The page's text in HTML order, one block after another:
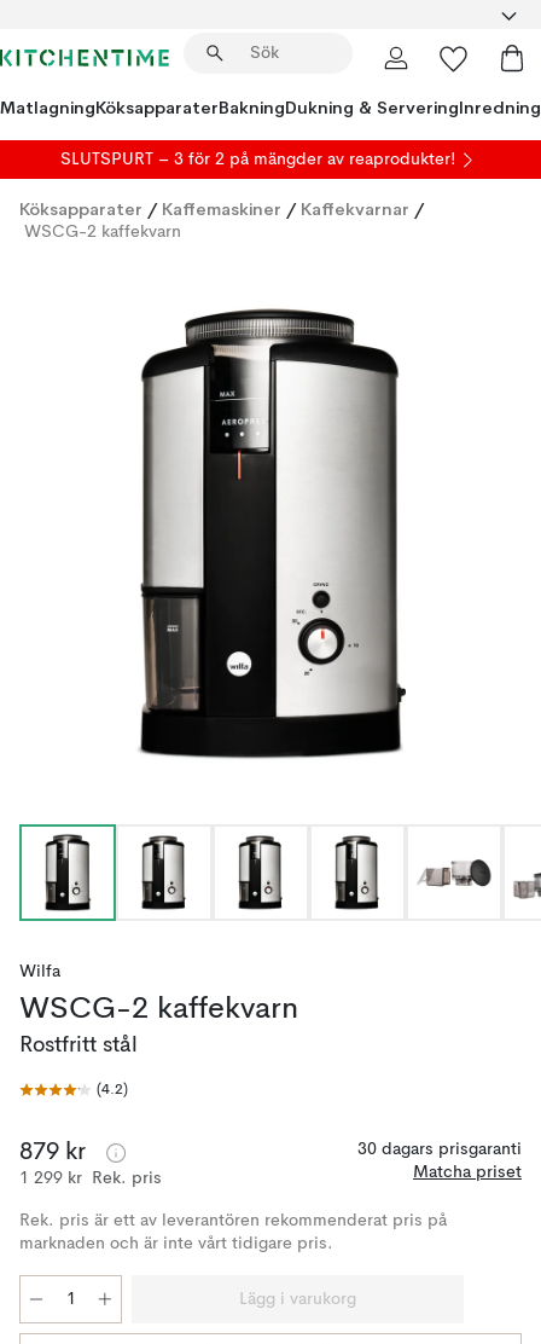
MatlagningKöksapparaterBakningDukning & ServeringInredning
SLUTSPURT – 3 för 2 på mängder av reaprodukter!
Köksapparater / Kaffemaskiner / Kaffekvarnar /
WSCG-2 kaffekvarn
Wilfa
WSCG-2 kaffekvarn
Rostfritt stål
(4.2)
879 kr
1 299 kr Rek. pris
30 dagars prisgaranti
Matcha priset
Rek. pris är ett av leverantören rekommenderat pris på
marknaden och är inte vårt tidigare pris.
Lägg i varukorg